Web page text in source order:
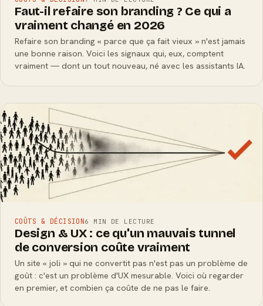
Faut-il refaire son branding ? Ce qui a
vraiment changé en 2026
Refaire son branding « parce que ça fait vieux » n'est jamais
une bonne raison. Voici les signaux qui, eux, comptent
vraiment — dont un tout nouveau, né avec les assistants IA.
COÛTS & DÉCISION6 MIN DE LECTURE
Design & UX : ce qu'un mauvais tunnel
de conversion coûte vraiment
Un site « joli » qui ne convertit pas n'est pas un problème de
goût : c'est un problème d'UX mesurable. Voici où regarder
en premier, et combien ça coûte de ne pas le faire.